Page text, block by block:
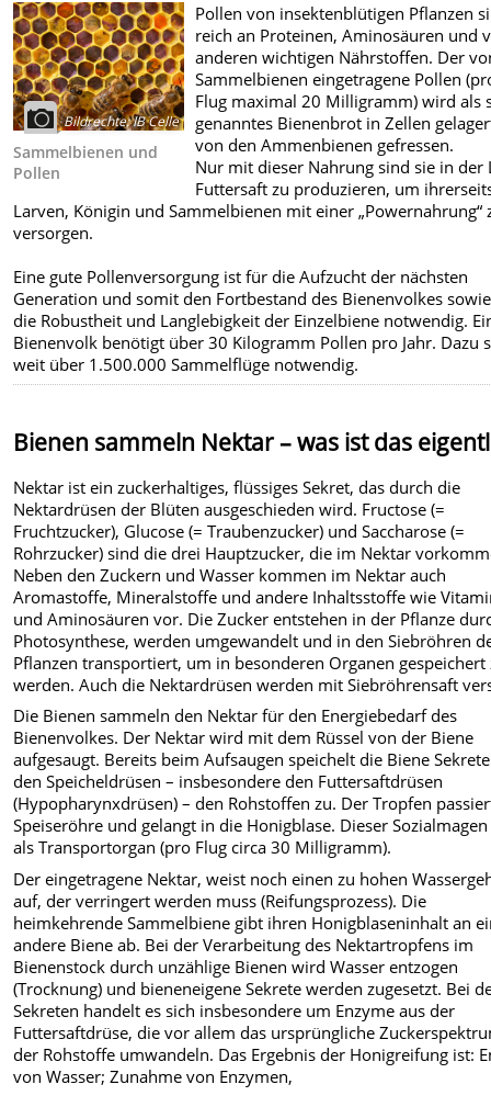
Bildrechte:IB Celle
Sammelbienen und
Pollen
Pollen von insektenblütigen Pflanzen
reich an Proteinen, Aminosäuren und
anderen wichtigen Nährstoffen. Der
Sammelbienen eingetragene Pollen
Flug maximal 20 Milligramm) wird als
genanntes Bienenbrot in Zellen
von den Ammenbienen gefressen.
Nur mit dieser Nahrung sind sie in der
Futtersaft zu produzieren, um
Larven, Königin und Sammelbienen mit einer „Powernahrung“
versorgen.
Eine gute Pollenversorgung ist für die Aufzucht der nächsten
Generation und somit den Fortbestand des Bienenvolkes
die Robustheit und Langlebigkeit der Einzelbiene notwendig.
Bienenvolk benötigt über 30 Kilogramm Pollen pro Jahr. Dazu
weit über 1.500.000 Sammelflüge notwendig.
Bienen sammeln Nektar – was ist das
Nektar ist ein zuckerhaltiges, flüssiges Sekret, das durch die
Nektardrüsen der Blüten ausgeschieden wird. Fructose (=
Fruchtzucker), Glucose (= Traubenzucker) und Saccharose (=
Rohrzucker) sind die drei Hauptzucker, die im Nektar
Neben den Zuckern und Wasser kommen im Nektar auch
Aromastoffe, Mineralstoffe und andere Inhaltsstoffe wie
und Aminosäuren vor. Die Zucker entstehen in der Pflanze
Photosynthese, werden umgewandelt und in den Siebröhren
Pflanzen transportiert, um in besonderen Organen gespeichert
werden. Auch die Nektardrüsen werden mit Siebröhrensaft
Die Bienen sammeln den Nektar für den Energiebedarf des
Bienenvolkes. Der Nektar wird mit dem Rüssel von der Biene
aufgesaugt. Bereits beim Aufsaugen speichelt die Biene
den Speicheldrüsen – insbesondere den Futtersaftdrüsen
(Hypopharynxdrüsen) – den Rohstoffen zu. Der Tropfen
Speiseröhre und gelangt in die Honigblase. Dieser
als Transportorgan (pro Flug circa 30 Milligramm).
Der eingetragene Nektar, weist noch einen zu hohen
auf, der verringert werden muss (Reifungsprozess). Die
heimkehrende Sammelbiene gibt ihren Honigblaseninhalt an
andere Biene ab. Bei der Verarbeitung des Nektartropfens im
Bienenstock durch unzählige Bienen wird Wasser entzogen
(Trocknung) und bieneneigene Sekrete werden zugesetzt. Bei
Sekreten handelt es sich insbesondere um Enzyme aus der
Futtersaftdrüse, die vor allem das ursprüngliche
der Rohstoffe umwandeln. Das Ergebnis der Honigreifung ist:
von Wasser; Zunahme von Enzymen,